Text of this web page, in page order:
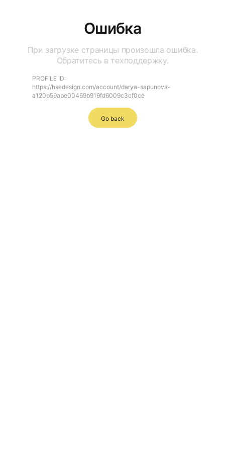
Ошибка
При загрузке страницы произошла ошибка.
Обратитесь в техподдержку.
PROFILE ID:
https://hsedesign.com/account/darya-sapunova-
a120b59abe00469b919fd6009c3cf0ce
Go back